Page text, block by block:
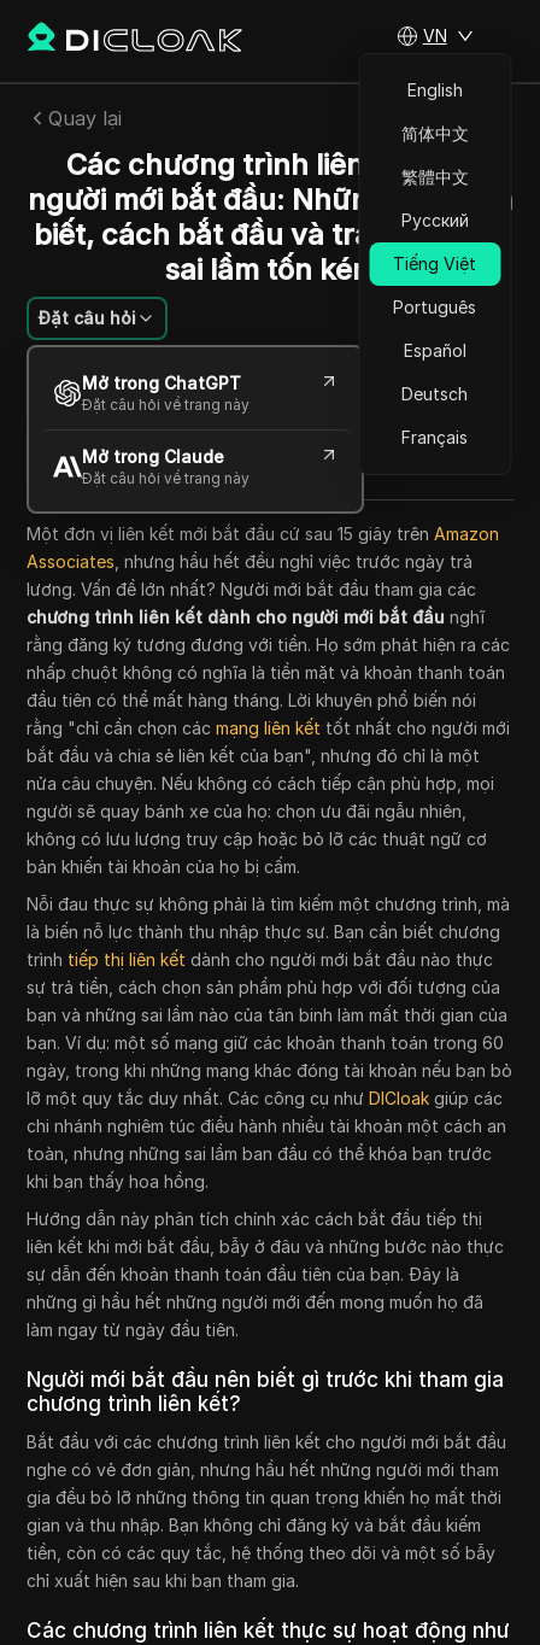
VN
English
简体中文
繁體中文
Русский
Tiếng Việt
Português
Español
Deutsch
Français
Quay lại
Các chương trình liên kết cho
người mới bắt đầu: Những điều cần
biết, cách bắt đầu và tránh những
sai lầm tốn kém
Đặt câu hỏi
Mở trong ChatGPT
Đặt câu hỏi về trang này
Mở trong Claude
Đặt câu hỏi về trang này
Savannah Westwood
02 Th06 2026 11
Đọc trong giây phút
Copy Link
Một đơn vị liên kết mới bắt đầu cứ sau 15 giây trênAmazon
Associates , nhưng hầu hết đều nghỉ việc trước ngày trả
lương. Vấn đề lớn nhất? Người mới bắt đầu tham gia các
chương trình liên kết dành cho người mới bắt đầu nghĩ
rằng đăng ký tương đương với tiền. Họ sớm phát hiện ra các
nhấp chuột không có nghĩa là tiền mặt và khoản thanh toán
đầu tiên có thể mất hàng tháng. Lời khuyên phổ biến nói
rằng "chỉ cần chọn cácmạng liên kết tốt nhất cho người mới
bắt đầu và chia sẻ liên kết của bạn", nhưng đó chỉ là một
nửa câu chuyện. Nếu không có cách tiếp cận phù hợp, mọi
người sẽ quay bánh xe của họ: chọn ưu đãi ngẫu nhiên,
không có lưu lượng truy cập hoặc bỏ lỡ các thuật ngữ cơ
bản khiến tài khoản của họ bị cấm.
Nỗi đau thực sự không phải là tìm kiếm một chương trình, mà
là biến nỗ lực thành thu nhập thực sự. Bạn cần biết chương
trình tiếp thị liên kết dành cho người mới bắt đầu nào thực
sự trả tiền, cách chọn sản phẩm phù hợp với đối tượng của
bạn và những sai lầm nào của tân binh làm mất thời gian của
bạn. Ví dụ: một số mạng giữ các khoản thanh toán trong 60
ngày, trong khi những mạng khác đóng tài khoản nếu bạn bỏ
lỡ một quy tắc duy nhất. Các công cụ nhưDICloak giúp các
chi nhánh nghiêm túc điều hành nhiều tài khoản một cách an
toàn, nhưng những sai lầm ban đầu có thể khóa bạn trước
khi bạn thấy hoa hồng.
Hướng dẫn này phân tích chính xác cách bắt đầu tiếp thị
liên kết khi mới bắt đầu, bẫy ở đâu và những bước nào thực
sự dẫn đến khoản thanh toán đầu tiên của bạn. Đây là
những gì hầu hết những người mới đến mong muốn họ đã
làm ngay từ ngày đầu tiên.
Người mới bắt đầu nên biết gì trước khi tham gia
chương trình liên kết?
Bắt đầu với các chương trình liên kết cho người mới bắt đầu
nghe có vẻ đơn giản, nhưng hầu hết những người mới tham
gia đều bỏ lỡ những thông tin quan trọng khiến họ mất thời
gian và thu nhập. Bạn không chỉ đăng ký và bắt đầu kiếm
tiền, còn có các quy tắc, hệ thống theo dõi và một số bẫy
chỉ xuất hiện sau khi bạn tham gia.
Các chương trình liên kết thực sự hoạt động như